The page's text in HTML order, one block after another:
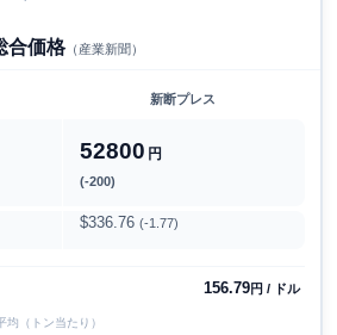
合価格（産業新聞）
新断プレス
52800 円
(-200)
$336.76 (-1.77)
156.79円 / ドル
（トン当たり）